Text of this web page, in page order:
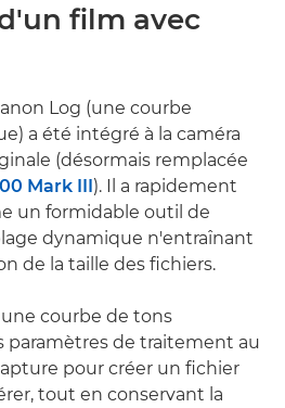
film avec
Log (une courbe
a été intégré à la caméra
(désormais remplacée
Mark III). Il a rapidement
un formidable outil de
dynamique n'entraînant
de la taille des fichiers.
courbe de tons
paramètres de traitement au
pour créer un fichier
tout en conservant la